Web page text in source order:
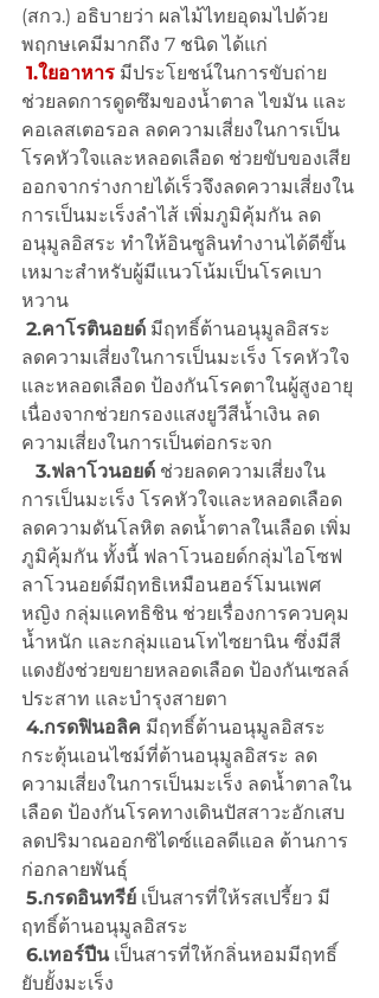
(สกว.) อธิบายว่า ผลไม้ไทยอุดมไปด้วย
พฤกษเคมีมากถึง 7 ชนิด ได้แก่
1.ใยอาหาร มีประโยชน์ในการขับถ่าย
ช่วยลดการดูดซึมของน้ำตาล ไขมัน และ
คอเลสเตอรอล ลดความเสี่ยงในการเป็น
โรคหัวใจและหลอดเลือด ช่วยขับของเสีย
ออกจากร่างกายได้เร็วจึงลดความเสี่ยงใน
การเป็นมะเร็งลำไส้ เพิ่มภูมิคุ้มกัน ลด
อนุมูลอิสระ ทำให้อินซูลินทำงานได้ดีขึ้น
เหมาะสำหรับผู้มีแนวโน้มเป็นโรคเบา
หวาน
2.คาโรตินอยด์ มีฤทธิ์ต้านอนุมูลอิสระ
ลดความเสี่ยงในการเป็นมะเร็ง โรคหัวใจ
และหลอดเลือด ป้องกันโรคตาในผู้สูงอายุ
เนื่องจากช่วยกรองแสงยูวีสีน้ำเงิน ลด
ความเสี่ยงในการเป็นต่อกระจก
3.ฟลาโวนอยด์ ช่วยลดความเสี่ยงใน
การเป็นมะเร็ง โรคหัวใจและหลอดเลือด
ลดความดันโลหิต ลดน้ำตาลในเลือด เพิ่ม
ภูมิคุ้มกัน ทั้งนี้ ฟลาโวนอยด์กลุ่มไอโซฟ
ลาโวนอยด์มีฤทธิเหมือนฮอร์โมนเพศ
หญิง กลุ่มแคทธิชิน ช่วยเรื่องการควบคุม
น้ำหนัก และกลุ่มแอนโทไซยานิน ซึ่งมีสี
แดงยังช่วยขยายหลอดเลือด ป้องกันเซลล์
ประสาท และบำรุงสายตา
4.กรดฟินอลิค มีฤทธิ์ต้านอนุมูลอิสระ
กระตุ้นเอนไซม์ที่ต้านอนุมูลอิสระ ลด
ความเสี่ยงในการเป็นมะเร็ง ลดน้ำตาลใน
เลือด ป้องกันโรคทางเดินปัสสาวะอักเสบ
ลดปริมาณออกซิไดซ์แอลดีแอล ต้านการ
ก่อกลายพันธุ์
5.กรดอินทรีย์ เป็นสารที่ให้รสเปรี้ยว มี
ฤทธิ์ต้านอนุมูลอิสระ
6.เทอร์ปีน เป็นสารที่ให้กลิ่นหอมมีฤทธิ์
ยับยั้งมะเร็ง